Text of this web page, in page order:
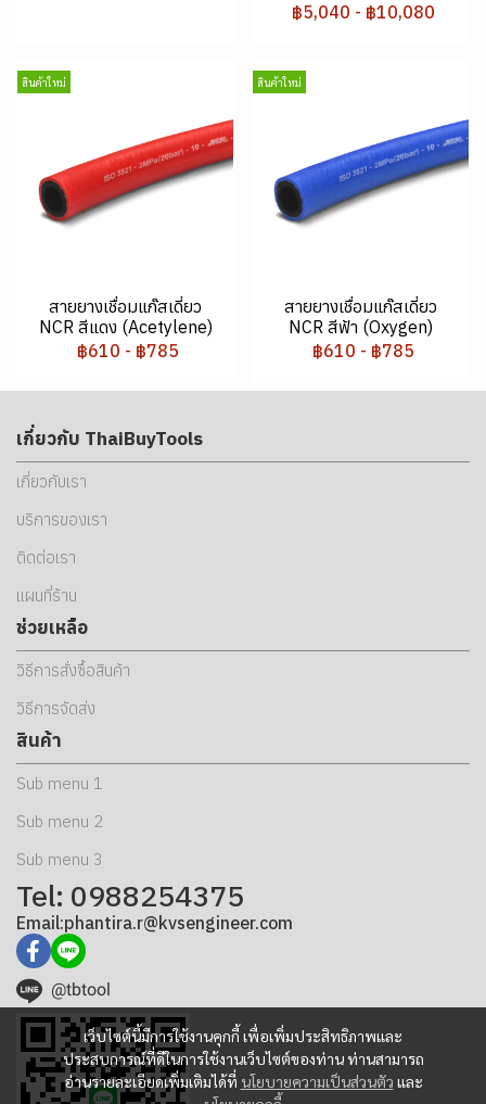
฿5,040 - ฿10,080
สินค้าใหม่
สายยางเชื่อมแก๊สเดี่ยว
NCR สีแดง (Acetylene)
฿610 - ฿785
สินค้าใหม่
สายยางเชื่อมแก๊สเดี่ยว
NCR สีฟ้า (Oxygen)
฿610 - ฿785
เว็บไซต์นี้มีการใช้งานคุกกี้ เพื่อเพิ่มประสิทธิภาพและ
ประสบการณ์ที่ดีในการใช้งานเว็บไซต์ของท่าน ท่านสามารถ
อ่านรายละเอียดเพิ่มเติมได้ที่ นโยบายความเป็นส่วนตัว และ
เกี่ยวกับ ThaiBuyTools
เกี่ยวกับเรา
บริการของเรา
ติดต่อเรา
แผนที่ร้าน
ช่วยเหลือ
วิธีการสั่งซื้อสินค้า
วิธีการจัดส่ง
สินค้า
Sub menu 1
Sub menu 2
Sub menu 3
Tel: 0988254375
Email:phantira.r@kvsengineer.com
@tbtool